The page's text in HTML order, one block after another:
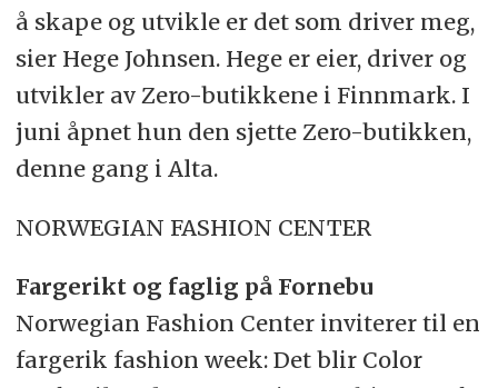
å skape og utvikle er det som driver meg,
sier Hege Johnsen. Hege er eier, driver og
utvikler av Zero-butikkene i Finnmark. I
juni åpnet hun den sjette Zero-butikken,
denne gang i Alta.
NORWEGIAN FASHION CENTER
Fargerikt og faglig på Fornebu
Norwegian Fashion Center inviterer til en
fargerik fashion week: Det blir Color